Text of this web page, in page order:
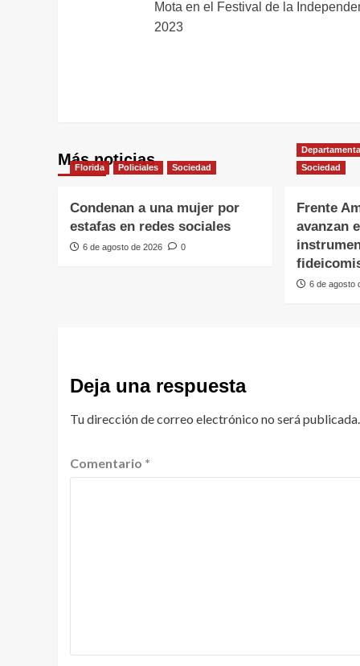
de
Mota en el Festival de la
2023
Más noticias
Florida Policiales Sociedad
Condenan a una mujer por
estafas en redes sociales
6 de agosto de 2026 0
Sociedad
Frente
avanzan
6 de agosto
Deja una respuesta
Tu dirección de correo electrónico no será publicada.
Comentario *